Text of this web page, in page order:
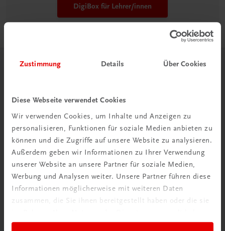
Zustimmung Details Über Cookies
Diese Webseite verwendet Cookies
Wir verwenden Cookies, um Inhalte und Anzeigen zu
personalisieren, Funktionen für soziale Medien anbieten zu
können und die Zugriffe auf unsere Website zu analysieren.
Außerdem geben wir Informationen zu Ihrer Verwendung
unserer Website an unsere Partner für soziale Medien,
Werbung und Analysen weiter. Unsere Partner führen diese
Informationen möglicherweise mit weiteren Daten
zusammen, die Sie ihnen bereitgestellt haben oder die sie
DigiBox für Lehrer/innen
Wir über uns
Wir sind ein österreichisches Familienunternehmen mit
75 Mitarbeiterinnen und Mitarbeitern, die eines verbindet:
Begeisterung für unsere Produkte.